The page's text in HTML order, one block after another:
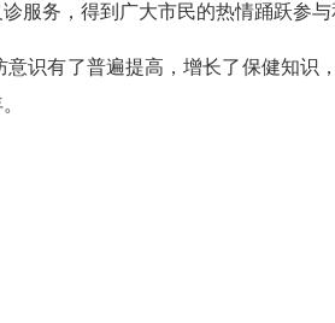
服务，得到广大市民的热情踊跃参与
有了普遍提高，增长了保健知识